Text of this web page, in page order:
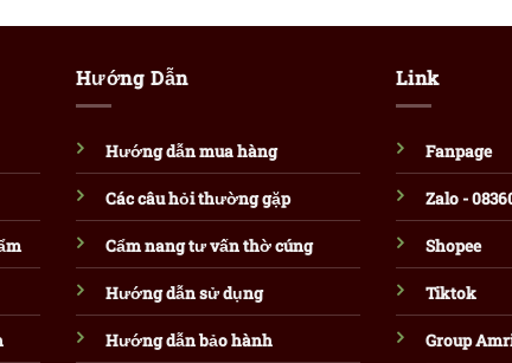
Hướng Dẫn
Hướng dẫn mua hàng
Các câu hỏi thường gặp
Cẩm nang tư vấn thờ cúng
Hướng dẫn sử dụng
Hướng dẫn bảo hành
Link
Fanpage
Zalo -
Shopee
Tiktok
Group